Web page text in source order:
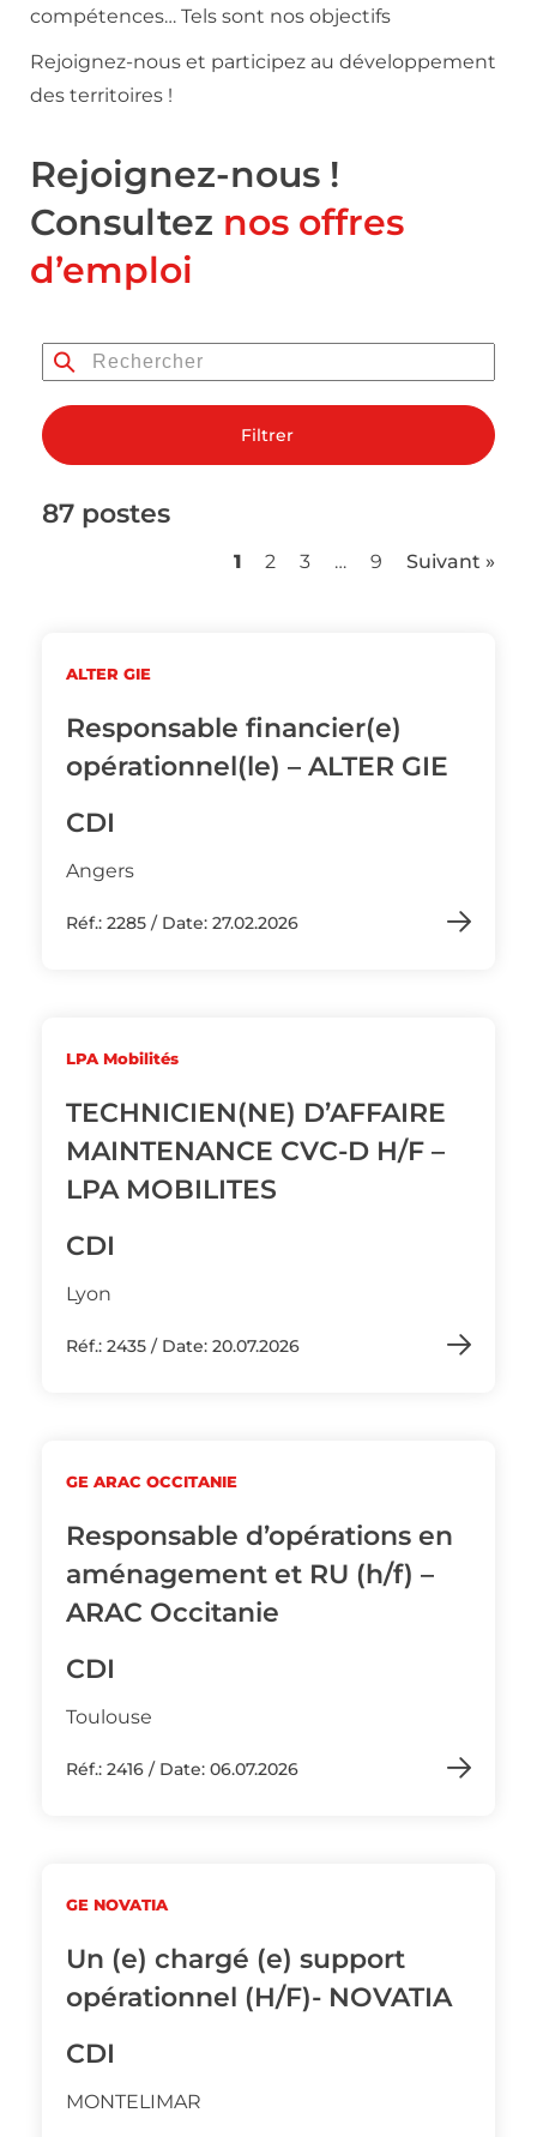
compétences… Tels sont nos objectifs
Rejoignez-nous et participez au développement
des territoires !
Rejoignez-nous !
Consultez nos offres
d’emploi
Filtrer
87 postes
1 2 3 … 9 Suivant »
ALTER GIE
Responsable financier(e)
opérationnel(le) – ALTER GIE
CDI
Angers
Réf.: 2285 / Date: 27.02.2026
LPA Mobilités
TECHNICIEN(NE) D’AFFAIRE
MAINTENANCE CVC-D H/F –
LPA MOBILITES
CDI
Lyon
Réf.: 2435 / Date: 20.07.2026
GE ARAC OCCITANIE
Responsable d’opérations en
aménagement et RU (h/f) –
ARAC Occitanie
CDI
Toulouse
Réf.: 2416 / Date: 06.07.2026
GE NOVATIA
Un (e) chargé (e) support
opérationnel (H/F)- NOVATIA
CDI
MONTELIMAR